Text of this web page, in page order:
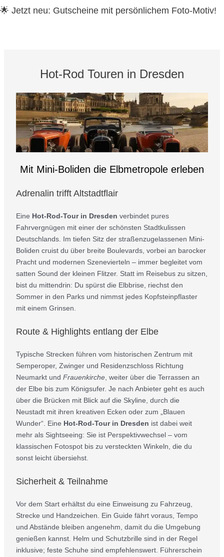
🌟 Jetzt neu: Gutscheine mit persönlichem Foto-Motiv!
Hot-Rod Touren in Dresden
Mit Mini-Boliden die Elbmetropole erleben
Adrenalin trifft Altstadtflair
Eine Hot-Rod-Tour in Dresden verbindet pures
Fahrvergnügen mit einer der schönsten Stadtkulissen
Deutschlands. Im tiefen Sitz der straßenzugelassenen Mini-
Boliden cruist du über breite Boulevards, vorbei an barocker
Pracht und modernen Szenevierteln – immer begleitet vom
satten Sound der kleinen Flitzer. Statt im Reisebus zu sitzen,
bist du mittendrin: Du spürst die Elbbrise, riechst den
Sommer in den Parks und nimmst jedes Kopfsteinpflaster
mit einem Grinsen.
Route & Highlights entlang der Elbe
Typische Strecken führen vom historischen Zentrum mit
Semperoper, Zwinger und Residenzschloss Richtung
Neumarkt und Frauenkirche, weiter über die Terrassen an
der Elbe bis zum Königsufer. Je nach Anbieter geht es auch
über die Brücken mit Blick auf die Skyline, durch die
Neustadt mit ihren kreativen Ecken oder zum „Blauen
Wunder“. Eine Hot-Rod-Tour in Dresden ist dabei weit
mehr als Sightseeing: Sie ist Perspektivwechsel – vom
klassischen Fotospot bis zu versteckten Winkeln, die du
sonst leicht übersiehst.
Sicherheit & Teilnahme
Vor dem Start erhältst du eine Einweisung zu Fahrzeug,
Strecke und Handzeichen. Ein Guide fährt voraus, Tempo
und Abstände bleiben angenehm, damit du die Umgebung
genießen kannst. Helm und Schutzbrille sind in der Regel
inklusive; feste Schuhe sind empfehlenswert. Führerschein